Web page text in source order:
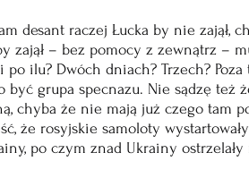
desant raczej Łucka by nie zajął,
zajął – bez pomocy z zewnątrz –
ilu? Dwóch dniach? Trzech?
być grupa specnazu. Nie sądzę też
chyba że nie mają już czego tam
że rosyjskie samoloty
po czym znad Ukrainy